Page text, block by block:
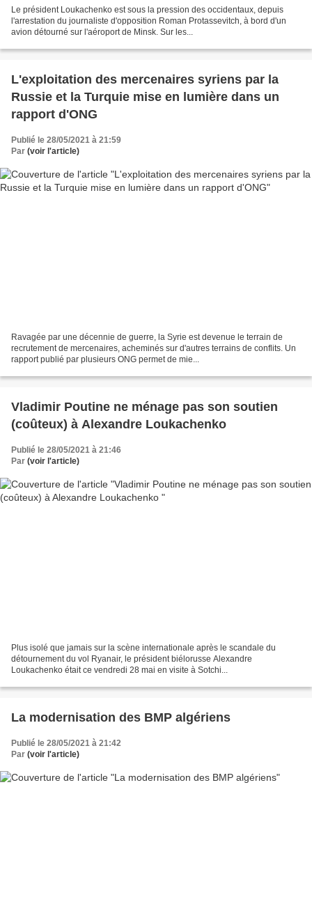
Le président Loukachenko est sous la pression des occidentaux, depuis
l'arrestation du journaliste d'opposition Roman Protassevitch, à bord d'un
avion détourné sur l'aéroport de Minsk. Sur les...
L'exploitation des mercenaires syriens par la
Russie et la Turquie mise en lumière dans un
rapport d'ONG
Publié le 28/05/2021 à 21:59
Par (voir l'article)
Ravagée par une décennie de guerre, la Syrie est devenue le terrain de
recrutement de mercenaires, acheminés sur d'autres terrains de conflits. Un
rapport publié par plusieurs ONG permet de mie...
Vladimir Poutine ne ménage pas son soutien
(coûteux) à Alexandre Loukachenko
Publié le 28/05/2021 à 21:46
Par (voir l'article)
Plus isolé que jamais sur la scène internationale après le scandale du
détournement du vol Ryanair, le président biélorusse Alexandre
Loukachenko était ce vendredi 28 mai en visite à Sotchi...
La modernisation des BMP algériens
Publié le 28/05/2021 à 21:42
Par (voir l'article)